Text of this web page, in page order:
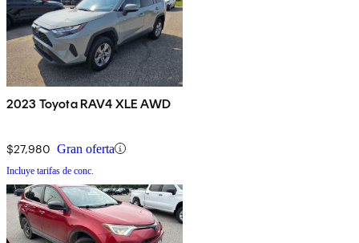
2023 Toyota RAV4 XLE AWD
$27,980 Gran oferta
Incluye tarifas de conc.